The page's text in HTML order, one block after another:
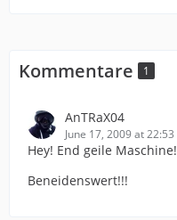
Kommentare 1
AnTRaX04
June 17, 2009 at 22:53
Hey! End geile Maschine!
Beneidenswert!!!